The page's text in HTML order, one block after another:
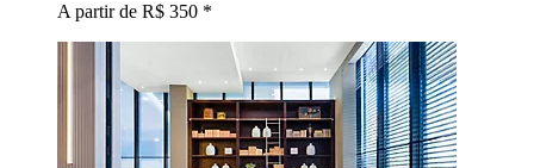
A partir de R$ 350 *